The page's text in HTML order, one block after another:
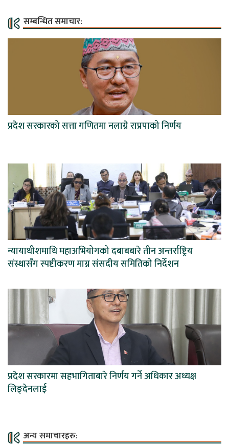
सम्बन्धित समाचार:
प्रदेश सरकारको सत्ता गणितमा नलाग्ने राप्रपाको निर्णय
न्यायाधीशमाथि महाअभियोगको दबाबबारे तीन अन्तर्राष्ट्रिय
संस्थासँग स्पष्टीकरण माग्न संसदीय समितिको निर्देशन
प्रदेश सरकारमा सहभागिताबारे निर्णय गर्ने अधिकार अध्यक्ष
लिङ्देनलाई
अन्य समाचारहरु: